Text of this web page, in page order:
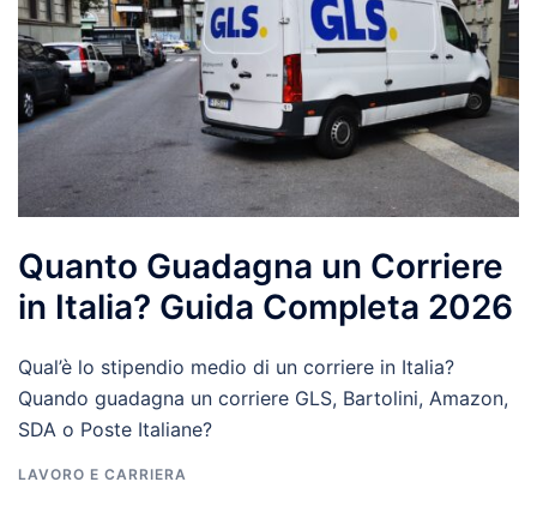
Quanto Guadagna un Corriere
in Italia? Guida Completa 2026
Qual’è lo stipendio medio di un corriere in Italia?
Quando guadagna un corriere GLS, Bartolini, Amazon,
SDA o Poste Italiane?
LAVORO E CARRIERA